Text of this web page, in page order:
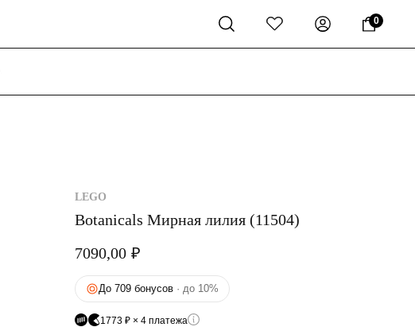
0
Botanicals Мирная лилия (11504)
LEGO
7090,00 ₽
До 709 бонусов · до 10%
1773 ₽ × 4 платежа